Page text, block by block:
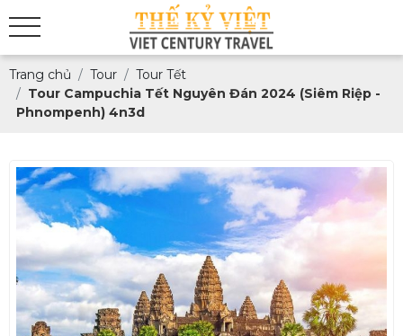
Trang chủ Tour
Tour Tết
Tour Campuchia Tết Nguyên Đán 2024 (Siêm Riệp -
Phnompenh) 4n3d